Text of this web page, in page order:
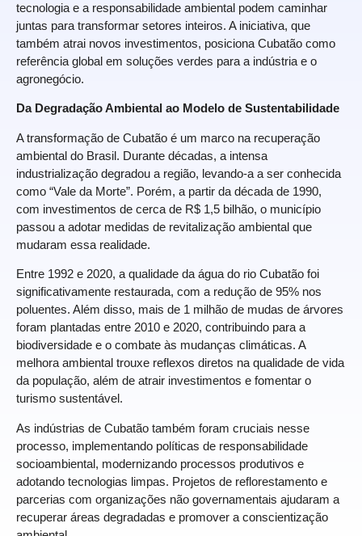
tecnologia e a responsabilidade ambiental podem caminhar
juntas para transformar setores inteiros. A iniciativa, que
também atrai novos investimentos, posiciona Cubatão como
referência global em soluções verdes para a indústria e o
agronegócio.
Da Degradação Ambiental ao Modelo de Sustentabilidade
A transformação de Cubatão é um marco na recuperação
ambiental do Brasil. Durante décadas, a intensa
industrialização degradou a região, levando-a a ser conhecida
como “Vale da Morte”. Porém, a partir da década de 1990,
com investimentos de cerca de R$ 1,5 bilhão, o município
passou a adotar medidas de revitalização ambiental que
mudaram essa realidade.
Entre 1992 e 2020, a qualidade da água do rio Cubatão foi
significativamente restaurada, com a redução de 95% nos
poluentes. Além disso, mais de 1 milhão de mudas de árvores
foram plantadas entre 2010 e 2020, contribuindo para a
biodiversidade e o combate às mudanças climáticas. A
melhora ambiental trouxe reflexos diretos na qualidade de vida
da população, além de atrair investimentos e fomentar o
turismo sustentável.
As indústrias de Cubatão também foram cruciais nesse
processo, implementando políticas de responsabilidade
socioambiental, modernizando processos produtivos e
adotando tecnologias limpas. Projetos de reflorestamento e
parcerias com organizações não governamentais ajudaram a
recuperar áreas degradadas e promover a conscientização